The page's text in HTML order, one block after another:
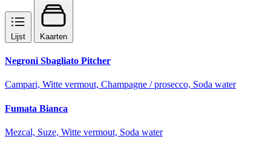
Lijst Kaarten
Negroni Sbagliato Pitcher
Campari, Witte vermout, Champagne / prosecco, Soda water
Fumata Bianca
Mezcal, Suze, Witte vermout, Soda water